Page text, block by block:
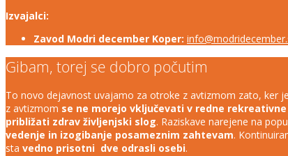
Izvajalci:
Zavod Modri december Koper:
Gibam, torej se dobro počutim
To novo dejavnost uvajamo za otroke z avtizmom zato, ker je
z avtizmom se ne morejo vključevati v redne
približati zdrav življenjski slog. Raziskave narejene na
vedenje in izogibanje posameznim zahtevam.
sta vedno prisotni dve odrasli osebi.